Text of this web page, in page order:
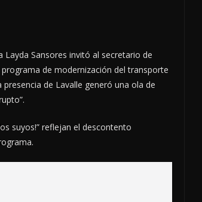
Layda Sansores invitó al secretario de
de modernización del transporte
de Lavalle generó una ola de
suyos!” reflejan el descontento